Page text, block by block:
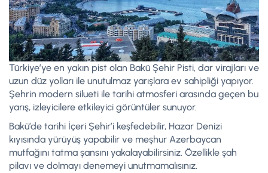
Türkiye’ye en yakın pist olan Bakü Şehir Pisti, dar virajları ve
uzun düz yolları ile unutulmaz yarışlara ev sahipliği yapıyor.
Şehrin modern silueti ile tarihi atmosferi arasında geçen bu
yarış, izleyicilere etkileyici görüntüler sunuyor.
Bakü’de tarihi İçeri Şehir’i keşfedebilir, Hazar Denizi
kıyısında yürüyüş yapabilir ve meşhur Azerbaycan
mutfağını tatma şansını yakalayabilirsiniz. Özellikle şah
pilavı ve dolmayı denemeyi unutmamalısınız.